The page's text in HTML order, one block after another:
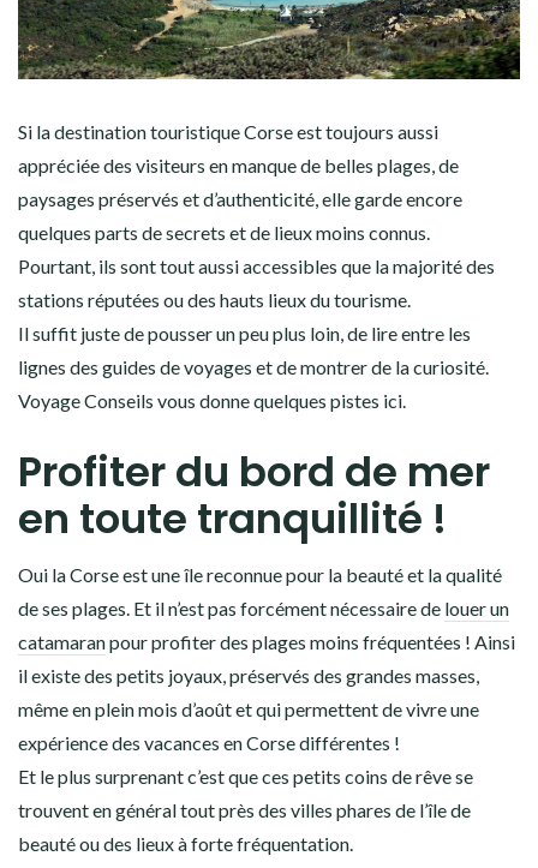
Si la destination touristique Corse est toujours aussi
appréciée des visiteurs en manque de belles plages, de
paysages préservés et d’authenticité, elle garde encore
quelques parts de secrets et de lieux moins connus.
Pourtant, ils sont tout aussi accessibles que la majorité des
stations réputées ou des hauts lieux du tourisme.
Il suffit juste de pousser un peu plus loin, de lire entre les
lignes des guides de voyages et de montrer de la curiosité.
Voyage Conseils vous donne quelques pistes ici.
Profiter du bord de mer
en toute tranquillité !
Oui la Corse est une île reconnue pour la beauté et la qualité
de ses plages. Et il n’est pas forcément nécessaire de louer un
catamaranpour profiter des plages moins fréquentées ! Ainsi
il existe des petits joyaux, préservés des grandes masses,
même en plein mois d’août et qui permettent de vivre une
expérience des vacances en Corse différentes !
Et le plus surprenant c’est que ces petits coins de rêve se
trouvent en général tout près des villes phares de l’île de
beauté ou des lieux à forte fréquentation.